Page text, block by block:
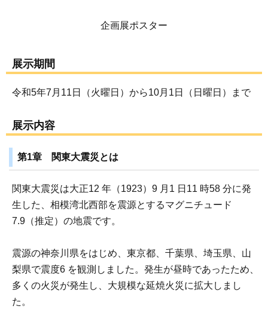
企画展ポスター
展示期間
令和5年7月11日（火曜日）から10月1日（日曜日）まで
展示内容
第1章 関東大震災とは
関東大震災は大正12 年（1923）9 月1 日11 時58 分に発
生した、相模湾北西部を震源とするマグニチュード
7.9（推定）の地震です。
震源の神奈川県をはじめ、東京都、千葉県、埼玉県、山
梨県で震度6 を観測しました。発生が昼時であったため、
多くの火災が発生し、大規模な延焼火災に拡大しまし
た。